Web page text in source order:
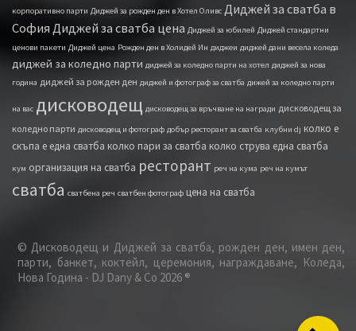
корпоративно парти Диджей за рожден ден в Хотел Оливс Диджей за сватба в
София Диджей за сватба цена Диджей за юбилей Диджей стандартни
ценови пакети Диджей ценa Рожден ден в Холидей Ин диджеи диджей дани весела коледа
диджей за коледно парти диджей за коледно парти на хотел диджей за нова
година диджей за рожден ден диджей и фотограф за сватба дижей за коледно парти
на вас дисководещ дисководещ за връчване на награди дисководещ за
коледно парти дисководещ и фотограф добър ресторант за сватба клубни dj колко е
скъпа е една сватба колко пари за сватба колко струва една сватба
кум организация на сватба ресторант реч на кума реч на кумът
сватба сватбена реч сватбен фотограф цена на сватба
© Дисководещ и Диджей за сватба, рожден ден, имен ден,
парти, банкет, коктейл, церемония, награждаване, Коледа,
Нова Година - DJ Dany & Co 2026 ®